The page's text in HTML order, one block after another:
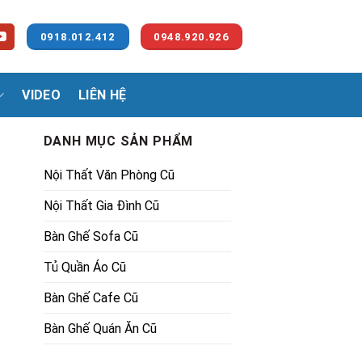
0918.012.412 0948.920.926
VIDEO LIÊN HỆ
DANH MỤC SẢN PHẨM
Nội Thất Văn Phòng Cũ
Nội Thất Gia Đình Cũ
Bàn Ghế Sofa Cũ
Tủ Quần Áo Cũ
Bàn Ghế Cafe Cũ
Bàn Ghế Quán Ăn Cũ